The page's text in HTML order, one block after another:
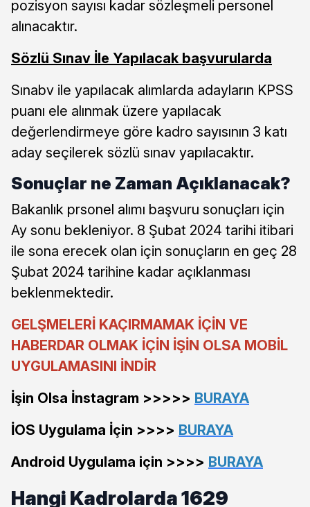
pozisyon sayısı kadar sözleşmeli personel
alınacaktır.
Sözlü Sınav İle Yapılacak başvurularda
Sınabv ile yapılacak alımlarda adayların KPSS
puanı ele alınmak üzere yapılacak
değerlendirmeye göre kadro sayısının 3 katı
aday seçilerek sözlü sınav yapılacaktır.
Sonuçlar ne Zaman Açıklanacak?
Bakanlık prsonel alımı başvuru sonuçları için
Ay sonu bekleniyor. 8 Şubat 2024 tarihi itibari
ile sona erecek olan için sonuçların en geç 28
Şubat 2024 tarihine kadar açıklanması
beklenmektedir.
GELŞMELERİ KAÇIRMAMAK İÇİN VE
HABERDAR OLMAK İÇİN İŞİN OLSA MOBİL
UYGULAMASINI İNDİR
İşin Olsa İnstagram >>>>> BURAYA
İOS Uygulama İçin >>>> BURAYA
Android Uygulama için >>>> BURAYA
Hangi Kadrolarda 1629